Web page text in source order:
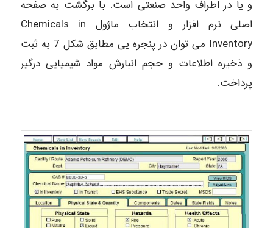
و یا در اطراف واحد صنعتی است. با برگشت به صفحه
اصلی نرم افزار و انتخاب ماژول Chemicals in
Inventory می توان در پنجره یی مطابق شکل 7 به ثبت
و ذخیره اطلاعات و حجم انبارش مواد شیمیایی درگیر
پرداخت.